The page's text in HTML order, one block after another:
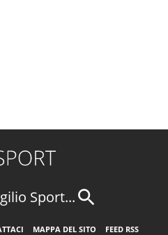
Sport...
MAPPA DEL SITO
FEED RSS